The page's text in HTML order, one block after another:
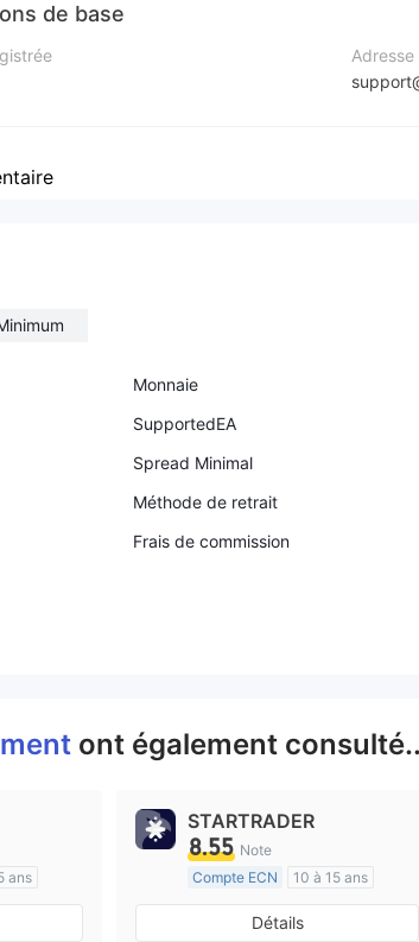
de base
Monnaie
SupportedEA
Spread Minimal
Méthode de retrait
Frais de commission
ont également consulté..
ans
STARTRADER
8.55 Note
Compte ECN
10 à 15 ans
Réglementation de Australie
Market Making (MM)
Détails